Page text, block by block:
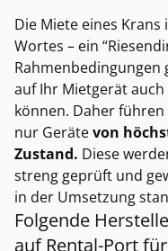
Die Miete eines Krans
Wortes – ein
Rahmenbedingungen
auf Ihr Mietgerät
können. Daher
nur Gerätevon
Zustand. Diese
streng geprüft und
in der Umsetzung
Folgende
auf Rental-Port